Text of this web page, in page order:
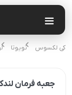
یدکی لکسوس تویوتا
جعبه فرمان